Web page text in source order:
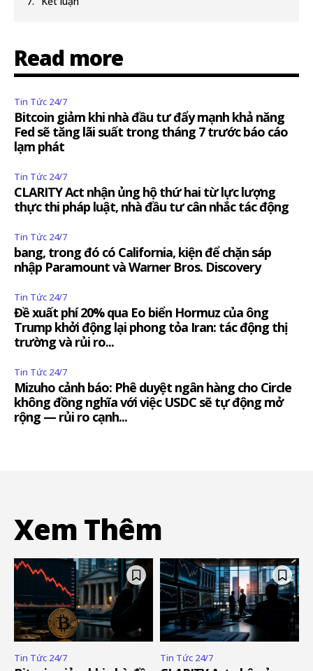
Read more
Tin Tức 24/7
Bitcoin giảm khi nhà đầu tư đẩy mạnh khả năng
Fed sẽ tăng lãi suất trong tháng 7 trước báo cáo
lạm phát
Tin Tức 24/7
CLARITY Act nhận ủng hộ thứ hai từ lực lượng
thực thi pháp luật, nhà đầu tư cân nhắc tác động
Tin Tức 24/7
bang, trong đó có California, kiện để chặn sáp
nhập Paramount và Warner Bros. Discovery
Tin Tức 24/7
Đề xuất phí 20% qua Eo biển Hormuz của ông
Trump khởi động lại phong tỏa Iran: tác động thị
trường và rủi ro...
Tin Tức 24/7
Mizuho cảnh báo: Phê duyệt ngân hàng cho Circle
không đồng nghĩa với việc USDC sẽ tự động mở
rộng — rủi ro cạnh...
Xem Thêm
Tin Tức 24/7 Tin Tức 24/7